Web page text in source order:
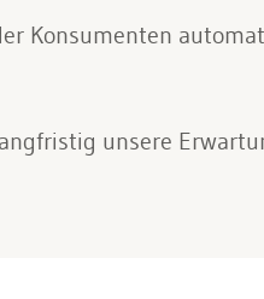
Konsumenten
unsere